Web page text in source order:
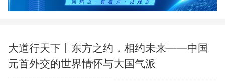
人居 信息化 数字经济 学术中国
能源 会展 彩票
大道行天下丨东方之约，相约未来——中国
元首外交的世界情怀与大国气派